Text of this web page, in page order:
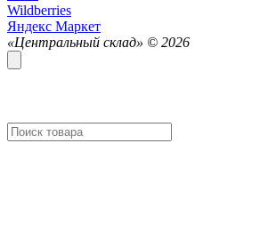
Wildberries
Яндекс Маркет
«Центральный склад» © 2026